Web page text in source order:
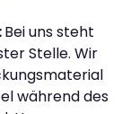
Bei uns steht
Stelle. Wir
während des